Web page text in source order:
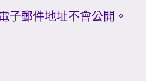
子郵件地址不會公開。